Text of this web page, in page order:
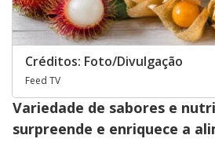
Créditos: Foto/Divulgação
Feed TV
Variedade de sabores e
surpreende e enriquece a